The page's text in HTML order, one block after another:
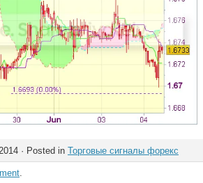
· Posted in Торговые сигналы форекс